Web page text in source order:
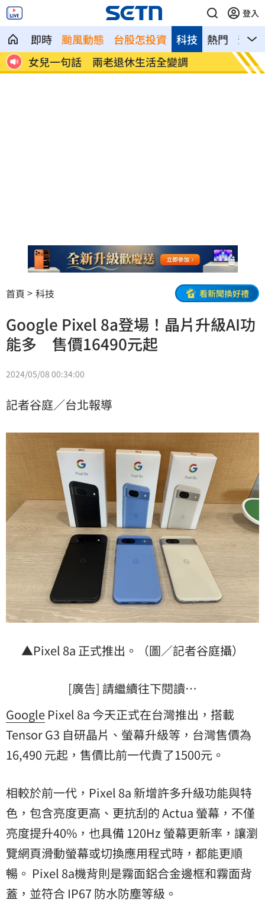
登入
即時 颱風動態 台股怎投資 熱門 影音
科技
女兒一句話 兩老退休生活全變調
記憶
襲
首頁 科技 看新聞換好禮
Google Pixel 8a登場！晶片升級AI功
能多 售價16490元起
2024/05/08 00:34:00
記者谷庭／台北報導
▲Pixel 8a 正式推出。（圖／記者谷庭攝）
[廣告] 請繼續往下閱讀…
Google Pixel 8a 今天正式在台灣推出，搭載
Tensor G3 自研晶片、螢幕升級等，台灣售價為
16,490 元起，售價比前一代貴了1500元。
相較於前一代，Pixel 8a 新增許多升級功能與特
色，包含亮度更高、更抗刮的 Actua 螢幕，不僅
亮度提升40%，也具備 120Hz 螢幕更新率，讓瀏
覽網頁滑動螢幕或切換應用程式時，都能更順
暢。 Pixel 8a機背則是霧面鋁合金邊框和霧面背
蓋，並符合 IP67 防水防塵等級。